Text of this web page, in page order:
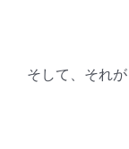
そして、それ